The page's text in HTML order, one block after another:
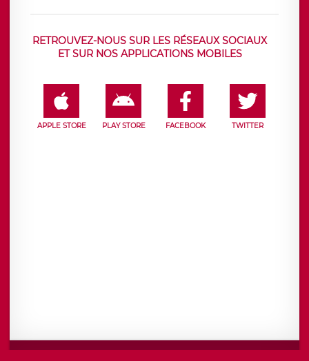
RETROUVEZ-NOUS SUR LES RÉSEAUX SOCIAUX
ET SUR NOS APPLICATIONS MOBILES
APPLE STORE PLAY STORE FACEBOOK TWITTER